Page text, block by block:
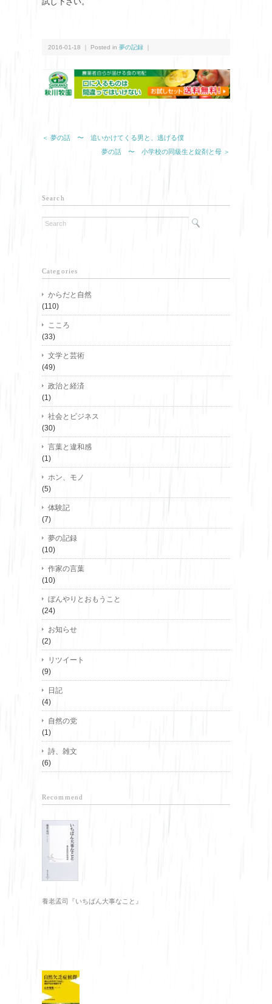
2016-01-18 ｜ Posted in 夢の記録
＜ 夢の話 〜 追いかけてくる男と、逃げる僕
夢の話 〜 小学校の同級生と錠剤と母 ＞
Search
Categories
からだと自然
(110)
こころ
(33)
文学と芸術
(49)
政治と経済
(1)
社会とビジネス
(30)
言葉と違和感
(1)
ホン、モノ
(5)
体験記
(7)
夢の記録
(10)
作家の言葉
(10)
ぼんやりとおもうこと
(24)
お知らせ
(2)
リツイート
(9)
日記
(4)
自然の党
(1)
詩、雑文
(6)
Recommend
養老孟司『いちばん大事なこと』